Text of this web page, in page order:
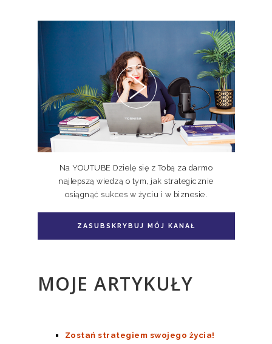
Pakiet 2 książek Doskonale
Niedoskonali TOM I, II
Niedoskonali TOM II
Na YOUTUBE Dzielę się z Tobą za darmo
najlepszą wiedzą o tym, jak strategicznie
osiągnąć sukces w życiu i w biznesie.
ZASUBSKRYBUJ MÓJ KANAŁ
MOJE ARTYKUŁY
Zostań strategiem swojego życia!